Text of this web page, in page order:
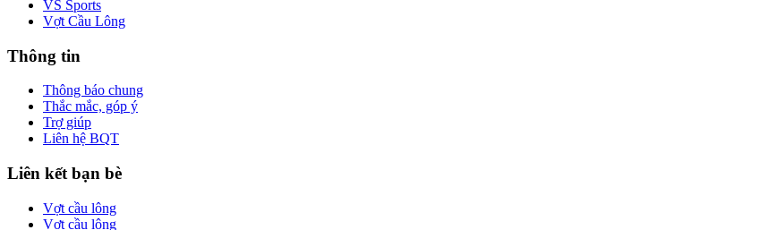
VS Sports
Vợt Cầu Lông
Thông tin
Thông báo chung
Thắc mắc, góp ý
Trợ giúp
Liên hệ BQT
Liên kết bạn bè
Vợt cầu lông
Vợt cầu lông